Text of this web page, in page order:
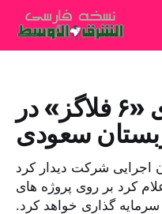
سرمایه گذاری «۶ فلاگز» در
سعودی
اجرایی شرکت دیدار کرد
۶ فلاگز اعلام کرد بر روی پروژه های
گذاری خواهد کرد.